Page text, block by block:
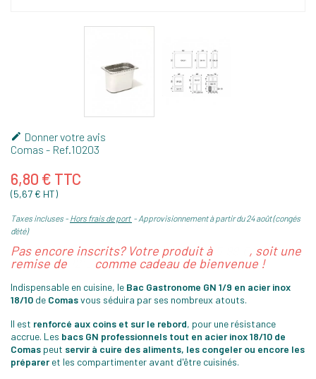
 Donner votre avis
Comas - Ref.10203
6,80 € TTC
(5,67 € HT)
Taxes incluses Hors frais de port
Approvisionnement à partir du 24 août (congés
d'été)
Pas encore inscrits? Votre produit à
, soit une
remise de
comme cadeau de bienvenue !
Indispensable en cuisine, le Bac Gastronome GN 1/9 en acier inox
18/10 de Comasvous séduira par ses nombreux atouts.
Il est renforcé aux coins et sur le rebord, pour une résistance
accrue. Les bacs GN professionnels tout en acier inox 18/10 de
Comas peut servir à cuire des aliments, les congeler ou encore les
prépareret les compartimenter avant d'être cuisinés.